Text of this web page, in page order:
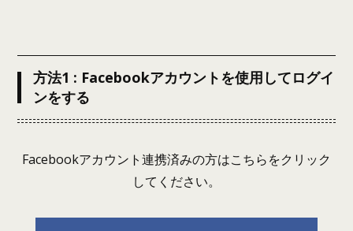
方法1 : Facebookアカウントを使用してログイ
ンをする
Facebookアカウント連携済みの方はこちらをクリック
してください。